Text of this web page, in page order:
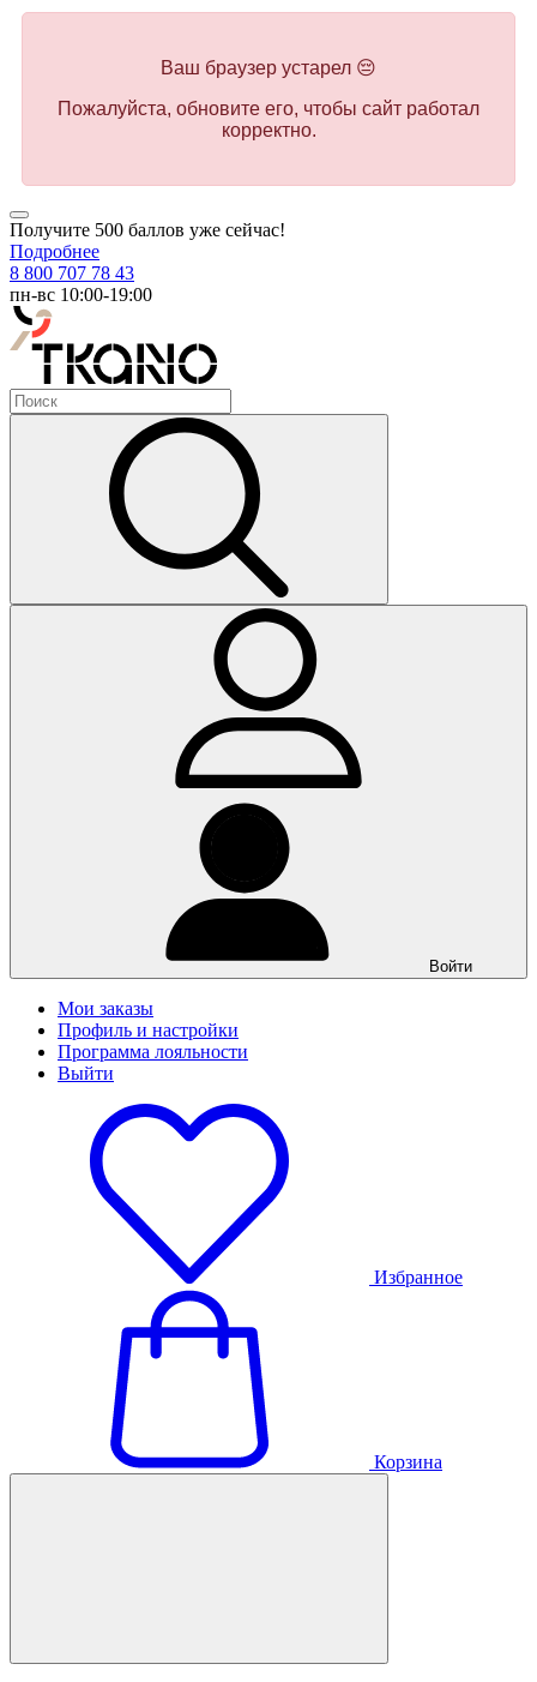
Ваш браузер устарел 😔
Пожалуйста, обновите его, чтобы сайт работал
корректно.
Получите 500 баллов уже сейчас!
Подробнее
8 800 707 78 43
пн-вс 10:00-19:00
Войти
Мои заказы
Профиль и настройки
Программа лояльности
Выйти
Избранное
Корзина